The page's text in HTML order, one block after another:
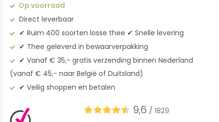
Op voorraad
Direct leverbaar
✔︎ Ruim 400 soorten losse thee ✔︎ Snelle levering
✔︎ Thee geleverd in bewaarverpakking
✔︎ Vanaf € 35,- gratis verzending binnen Nederland
(vanaf € 45,- naar België of Duitsland)
✔︎ Veilig shoppen en betalen
9,6 / 1829